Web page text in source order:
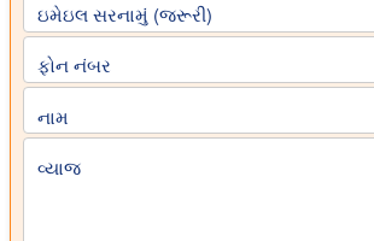
ઇમેઇલ સરનામું (જરૂરી)
ફોન નંબર
નામ
વ્યાજ